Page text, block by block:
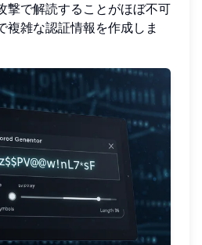
撃で解読することがほぼ不可
複雑な認証情報を作成しま